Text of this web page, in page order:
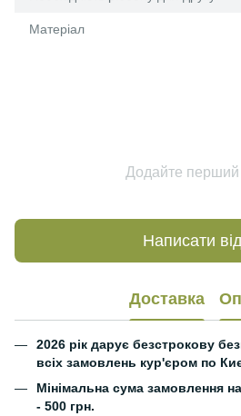
Матеріал
Додайте перший
Написати
Доставка
2026 рік дарує безстрокову
всіх замовлень кур'єром по
Мінімальна сума замовлення
- 500 грн.